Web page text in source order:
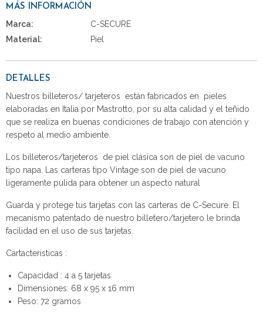
MÁS INFORMACIÓN
Marca:
C-SECURE
Material:
Piel
DETALLES
Nuestros billeteros/ tarjeteros están fabricados en pieles
elaboradas en Italia por Mastrotto, por su alta calidad y el teñido
que se realiza en buenas condiciones de trabajo con atención y
respeto al medio ambiente.
Los billeteros/tarjeteros de piel clásica son de piel de vacuno
tipo napa. Las carteras tipo Vintage son de piel de vacuno
ligeramente pulida para obtener un aspecto natural
Guarda y protege tus tarjetas con las carteras de C-Secure. El
mecanismo patentado de nuestro billetero/tarjetero le brinda
facilidad en el uso de sus tarjetas.
Cartacteristicas :
Capacidad : 4 a 5 tarjetas
Dimensiones: 68 x 95 x 16 mm
Peso: 72 gramos